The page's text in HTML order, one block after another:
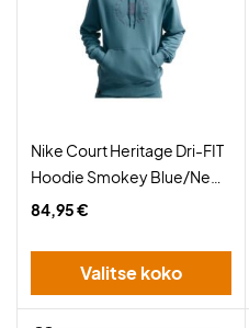
Nike Court Heritage Dri-FIT
Hoodie Smokey Blue/New
Slate
84,95 €
Valitse koko